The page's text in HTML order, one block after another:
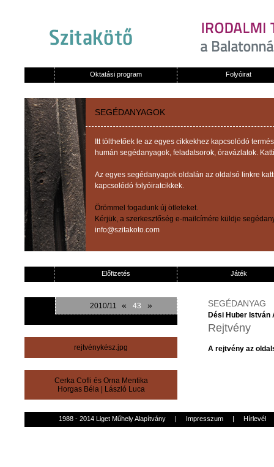
Oktatási program Folyóirat
SEGÉDANYAGOK
Itt tölthetőek le az egyes cikkekhez kapcsolódó
humán segédanyagok, feladatsorok, óravázlatok.
Az egyes segédanyagok oldalán az oldalsó linkre
kapcsolódó folyóiratcikkek.
Örömmel fogadunk új ötleteket.
Kérjük, a szerkesztőség e-mailcímére küldje
info@szitakoto.com
Előfizetés Játék
2010/11 « 43 »
rejtvénykész.jpg
Cerka Cofli és Orna Mentika
Horgas Béla| László Luca
SEGÉDANYAG
Dési Huber István
Rejtvény
A rejtvény az
1988 - 2014 Liget Műhely Alapítvány | Impresszum | Hírlevél